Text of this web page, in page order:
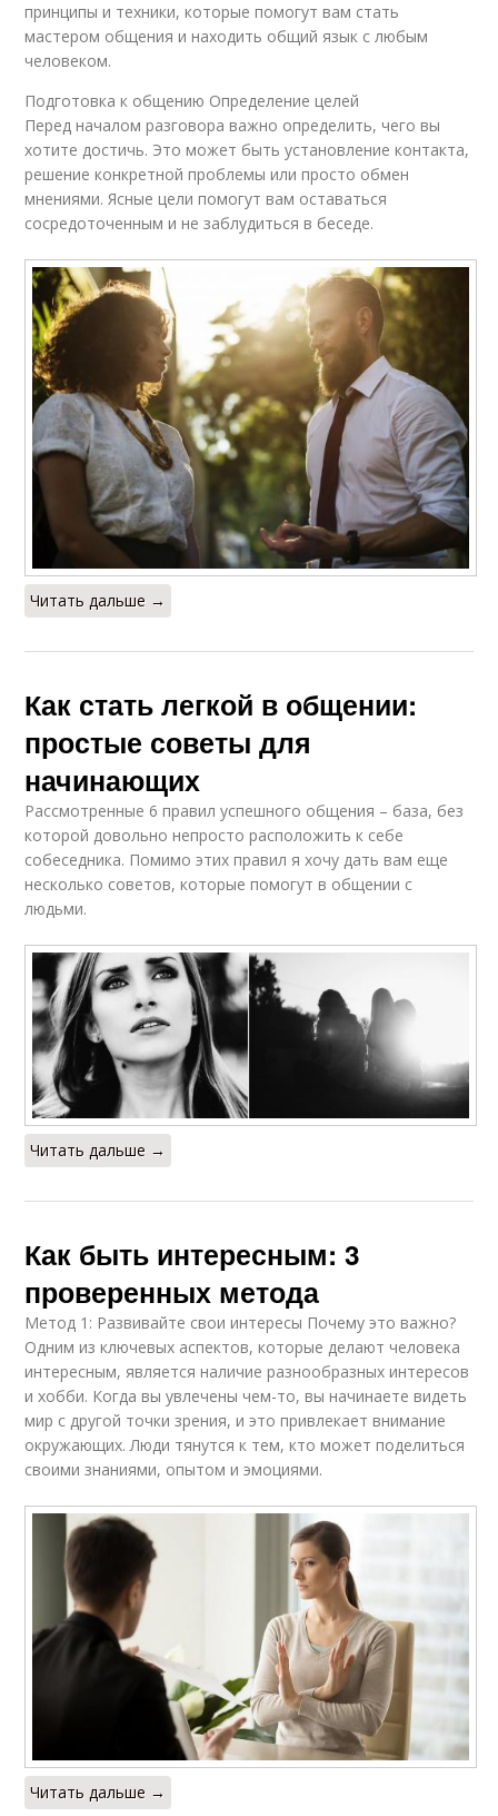
принципы и техники, которые помогут вам стать
мастером общения и находить общий язык с любым
человеком.
Подготовка к общению Определение целей
Перед началом разговора важно определить, чего вы
хотите достичь. Это может быть установление контакта,
решение конкретной проблемы или просто обмен
мнениями. Ясные цели помогут вам оставаться
сосредоточенным и не заблудиться в беседе.
Читать дальше →
Как стать легкой в общении:
простые советы для
начинающих
Рассмотренные 6 правил успешного общения – база, без
которой довольно непросто расположить к себе
собеседника. Помимо этих правил я хочу дать вам еще
несколько советов, которые помогут в общении с
людьми.
Читать дальше →
Как быть интересным: 3
проверенных метода
Метод 1: Развивайте свои интересы Почему это важно?
Одним из ключевых аспектов, которые делают человека
интересным, является наличие разнообразных интересов
и хобби. Когда вы увлечены чем-то, вы начинаете видеть
мир с другой точки зрения, и это привлекает внимание
окружающих. Люди тянутся к тем, кто может поделиться
своими знаниями, опытом и эмоциями.
Читать дальше →